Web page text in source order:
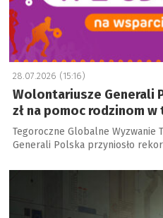
28.07.2026 (15:16)
Wolontariusze Generali
zł na pomoc rodzinom
Tegoroczne Globalne Wyzwanie
Generali Polska przyniosło
a